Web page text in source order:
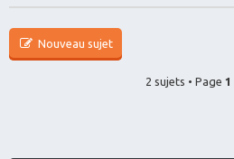
Nouveau sujet
2 sujets • Page 1